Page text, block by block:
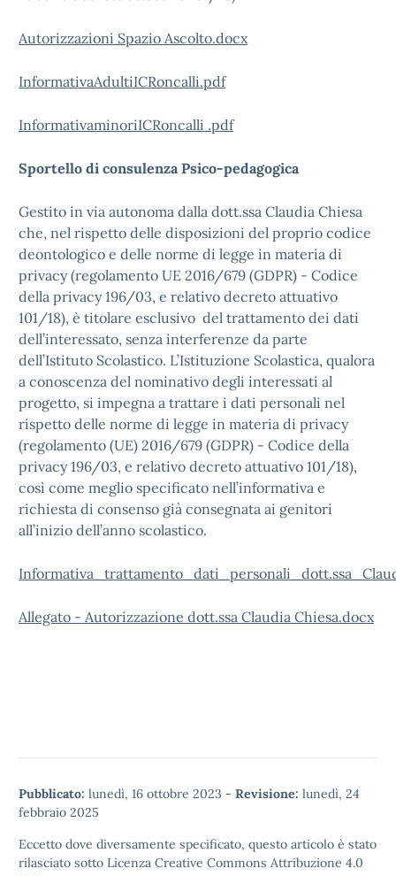
Autorizzazioni Spazio Ascolto.docx
InformativaAdultiICRoncalli.pdf
InformativaminoriICRoncalli .pdf
Sportello di consulenza Psico-pedagogica
Gestito in via autonoma dalla dott.ssa Claudia Chiesa
che, nel rispetto delle disposizioni del proprio codice
deontologico e delle norme di legge in materia di
privacy (regolamento UE 2016/679 (GDPR) - Codice
della privacy 196/03, e relativo decreto attuativo
101/18), è titolare esclusivo del trattamento dei dati
dell’interessato, senza interferenze da parte
dell’Istituto Scolastico. L’Istituzione Scolastica, qualora
a conoscenza del nominativo degli interessati al
progetto, si impegna a trattare i dati personali nel
rispetto delle norme di legge in materia di privacy
(regolamento (UE) 2016/679 (GDPR) - Codice della
privacy 196/03, e relativo decreto attuativo 101/18),
così come meglio specificato nell’informativa e
richiesta di consenso già consegnata ai genitori
all’inizio dell’anno scolastico.
Allegato - Autorizzazione dott.ssa Claudia Chiesa.docx
Pubblicato: lunedì, 16 ottobre 2023 - Revisione: lunedì, 24
febbraio 2025
Eccetto dove diversamente specificato, questo articolo è stato
rilasciato sotto Licenza Creative Commons Attribuzione 4.0